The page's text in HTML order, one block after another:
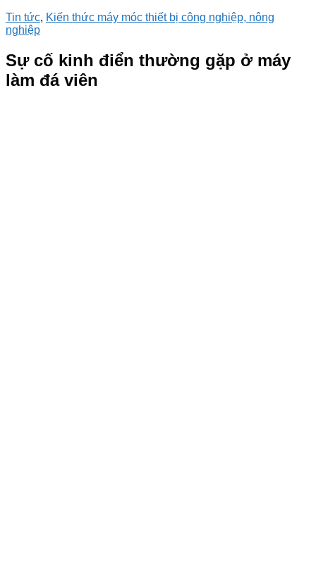
Tin tức, Kiến thức máy móc thiết bị công nghiệp, nông
nghiệp
Sự cố kinh điển thường gặp ở máy
làm đá viên